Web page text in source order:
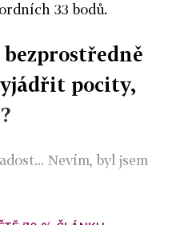
33 bodů.
pocity,
Nevím, byl jsem